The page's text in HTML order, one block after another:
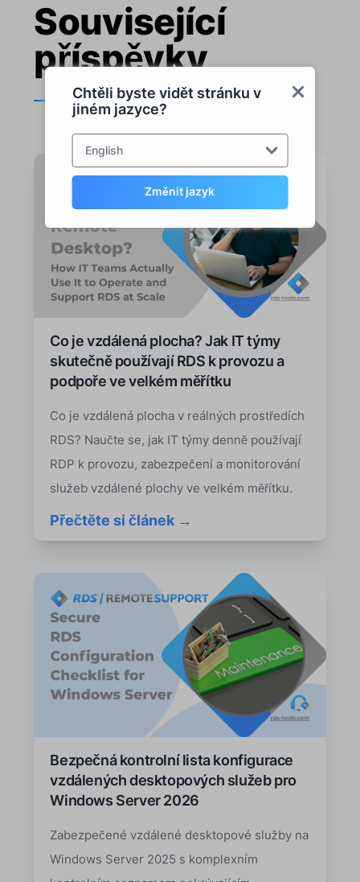
Chtěli byste vidět stránku v
jiném jazyce?
English
Změnit jazyk
Související
příspěvky
Co je vzdálená plocha? Jak IT týmy
skutečně používají RDS k provozu a
podpoře ve velkém měřítku
Co je vzdálená plocha v reálných prostředích
RDS? Naučte se, jak IT týmy denně používají
RDP k provozu, zabezpečení a monitorování
služeb vzdálené plochy ve velkém měřítku.
Přečtěte si článek →
Bezpečná kontrolní lista konfigurace
vzdálených desktopových služeb pro
Windows Server 2026
Zabezpečené vzdálené desktopové služby na
Windows Server 2025 s komplexním